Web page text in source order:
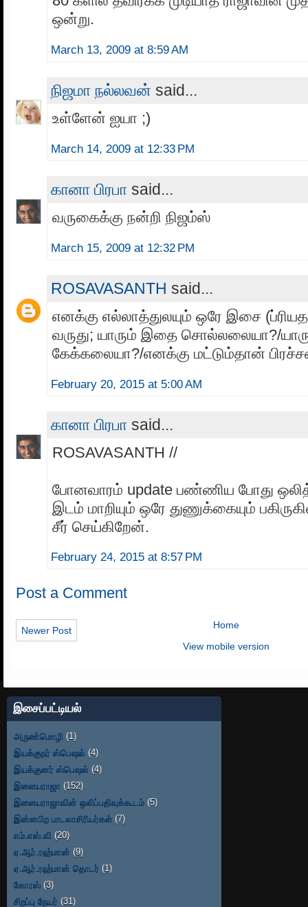
ஒன்று.
March 13, 2009 at 8:59 AM
நிஜமா நல்லவன் said...
உள்ளேன் ஐயா ;)
March 14, 2009 at 12:33 PM
கானா பிரபா said...
வருகைக்கு நன்றி நிஜம்ஸ்
March 15, 2009 at 12:32 PM
ROSAVASANTH said...
எனக்கு எல்லாத்துலயும் ஒரே இசை
வருது; யாரும் இதை சொல்லலையா?/
கேக்கலையா?/எனக்கு மட்டும்தான்
February 20, 2015 at 5:00 AM
கானா பிரபா said...
ROSAVASANTH //
போனவாரம் update பண்ணிய போது
இடம் மாறியும் ஒரே துணுக்கையும்
சீர் செய்கிறேன்.
February 24, 2015 at 8:57 PM
Post a Comment
Newer Post
Home
View mobile version
இசைப்பட்டியல்
அருண்மொழி (1)
இயக்குநர் ஸ்பெஷல் (4)
இயக்குனர் ஸ்பெஷல் (4)
இளையராஜா (152)
இளையராஜாவின் ஒலிப்பதிவுக்கூடம் (5)
இன்னபிற பாடலாசிரியர்கள் (7)
எம்.எஸ்.வி (20)
ஏ.ஆர்.ரஹ்மான் (9)
ஏ.ஆர்.ரஹ்மான் தொடர் (1)
கோரஸ் (3)
சிறப்பு நேயர் (31)